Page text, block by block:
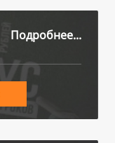
Подробнее...